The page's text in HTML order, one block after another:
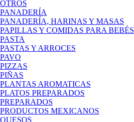
OTROS
PANADERÍA
PANADERÍA, HARINAS Y MASAS
PAPILLAS Y COMIDAS PARA BEBÉS
PASTA
PASTAS Y ARROCES
PAVO
PIZZAS
PIÑAS
PLANTAS AROMATICAS
PLATOS PREPARADOS
PREPARADOS
PRODUCTOS MEXICANOS
QUESOS